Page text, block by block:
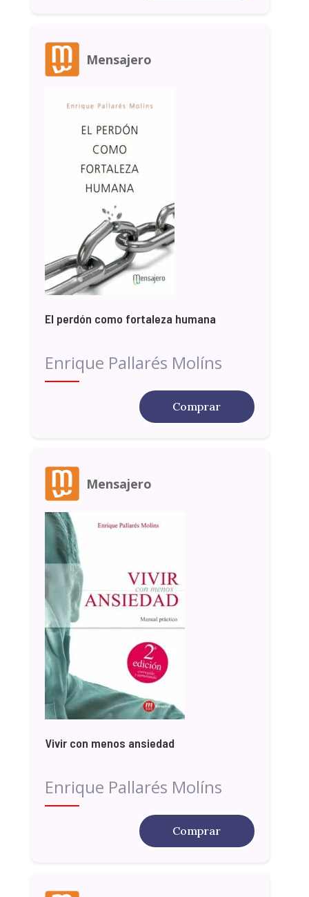
Mensajero
El perdón como fortaleza humana
Enrique Pallarés Molíns
Comprar
Mensajero
Vivir con menos ansiedad
Enrique Pallarés Molíns
Comprar